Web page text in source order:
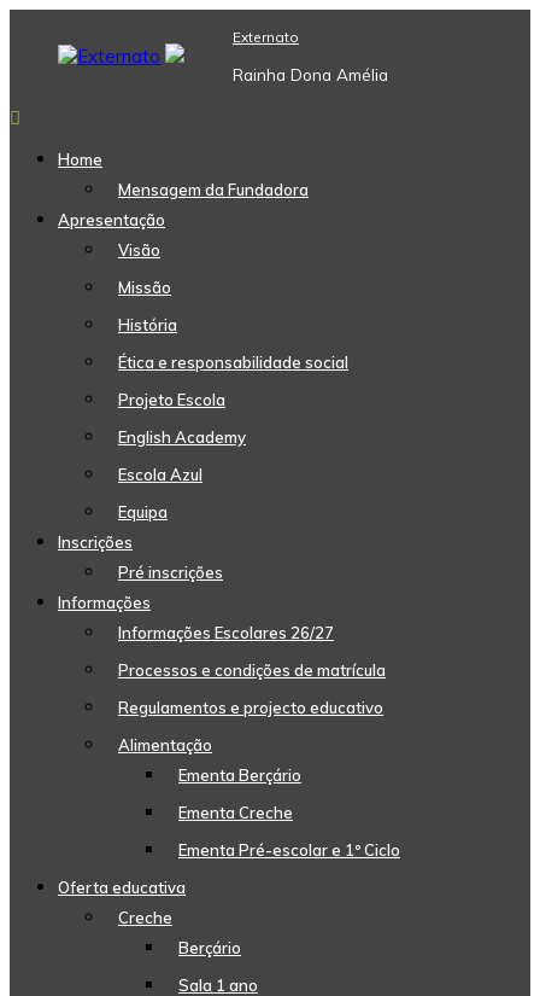
content
Externato
Rainha Dona Amélia
Home
Mensagem da Fundadora
Apresentação
Visão
Missão
História
Ética e responsabilidade social
Projeto Escola
English Academy
Escola Azul
Equipa
Inscrições
Pré inscrições
Informações
Informações Escolares 26/27
Processos e condições de matrícula
Regulamentos e projecto educativo
Alimentação
Ementa Berçário
Ementa Creche
Ementa Pré-escolar e 1º Ciclo
Oferta educativa
Creche
Berçário
Sala 1 ano